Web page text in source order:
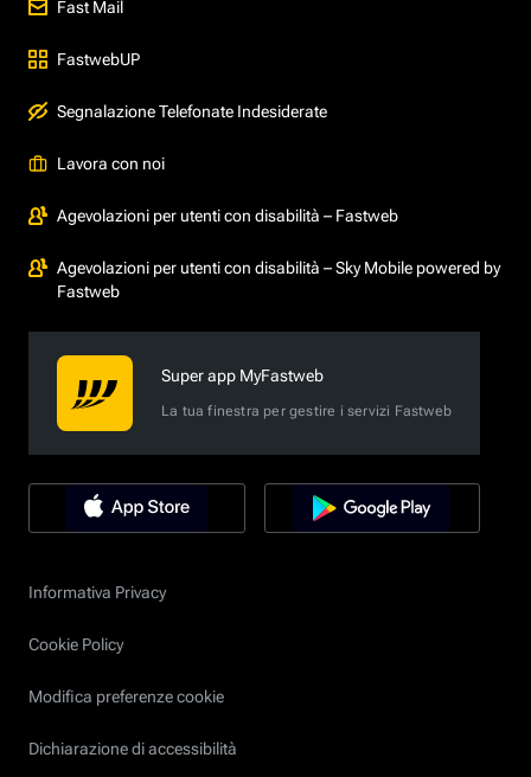
Fast Mail
FastwebUP
Segnalazione Telefonate Indesiderate
Lavora con noi
Agevolazioni per utenti con disabilità – Fastweb
Agevolazioni per utenti con disabilità – Sky Mobile powered by
Fastweb
Super app MyFastweb
La tua finestra per gestire i servizi Fastweb
Informativa Privacy
Cookie Policy
Modifica preferenze cookie
Dichiarazione di accessibilità